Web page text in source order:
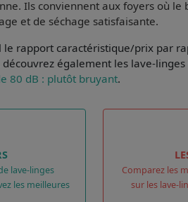
. Ils conviennent aux foyers où le
et de séchage satisfaisante.
le rapport caractéristique/prix par
découvrez également les lave-linges
80 dB : plutôt bruyant.
lave-linges
les meilleures
Comparez les
sur les lave-